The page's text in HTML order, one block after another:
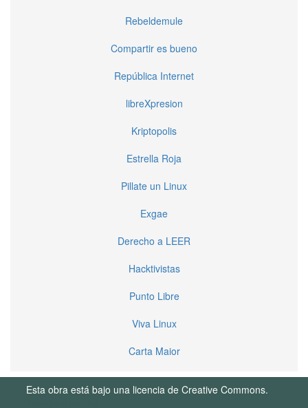
Rebeldemule
Compartir es bueno
República Internet
libreXpresion
Kriptopolis
Estrella Roja
Pillate un Linux
Exgae
Derecho a LEER
Hacktivistas
Punto Libre
Viva Linux
Carta Maior
Esta obra está bajo una licencia de Creative Commons.